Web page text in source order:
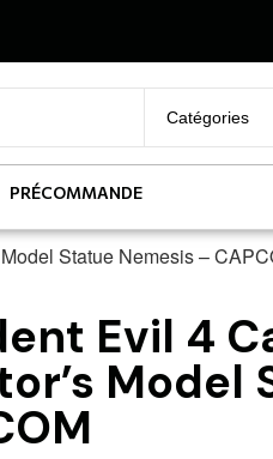
PRÉCOMMANDE
Statue Nemesis –
Evil 4
Model